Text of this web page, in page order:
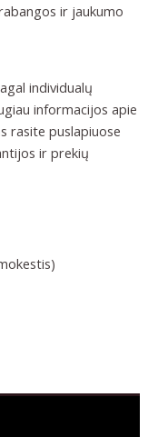
ir jaukumo
individualų
informacijos apie
rasite puslapiuose
ir prekių